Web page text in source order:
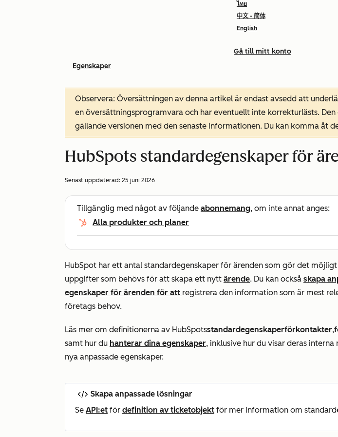
ไทย
中文 - 简体
English
Gå till mitt konto
Egenskaper
Observera: Översättningen av denna artikel är endast avsedd att
en översättningsprogramvara och har eventuellt inte korrekturlästs.
gällande versionen med den senaste informationen. Du kan komma åt
HubSpots standardegenskaper för
Senast uppdaterad: 25 juni 2026
Tillgänglig med något av följande abonnemang, om inte annat anges:
Alla produkter och planer
HubSpot har ett antal standardegenskaper för ärenden som gör det
uppgifter som behövs för att skapa ett nytt ärende. Du kan också skapa
egenskaper för ärenden för att registrera den information som är mest
företags behov.
Läs mer om definitionerna av HubSpotsstandardegenskaperförkontakter,
samt hur du hanterar dina egenskaper, inklusive hur du visar deras interna
nya anpassade egenskaper.
Skapa anpassade lösningar
Se API:et för definition av ticketobjekt för mer information om